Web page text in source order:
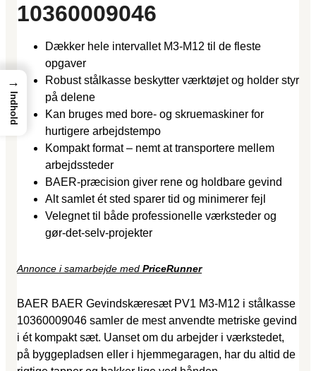
10360009046
Dækker hele intervallet M3-M12 til de fleste
opgaver
Robust stålkasse beskytter værktøjet og holder styr
på delene
Kan bruges med bore- og skruemaskiner for
hurtigere arbejdstempo
Kompakt format – nemt at transportere mellem
arbejdssteder
BAER-præcision giver rene og holdbare gevind
Alt samlet ét sted sparer tid og minimerer fejl
Velegnet til både professionelle værksteder og
gør-det-selv-projekter
Annonce i samarbejde med PriceRunner
BAER BAER Gevindskæresæt PV1 M3-M12 i stålkasse
10360009046 samler de mest anvendte metriske gevind
i ét kompakt sæt. Uanset om du arbejder i værkstedet,
på byggepladsen eller i hjemmegaragen, har du altid de
→
Indhold